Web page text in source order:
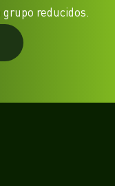
reducidos.